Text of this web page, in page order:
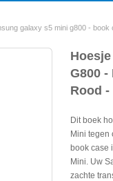
galaxy s5 mini g800 -
G800
Rood
Dit boek
Mini tegen
book case
Mini. Uw
zachte